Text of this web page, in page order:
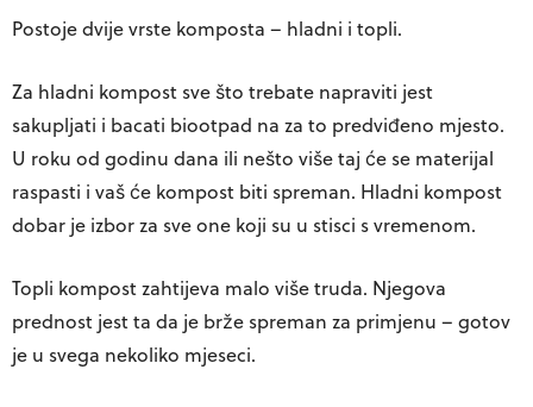
Postoje dvije vrste komposta – hladni i topli.
Za hladni kompost sve što trebate napraviti jest
sakupljati i bacati biootpad na za to predviđeno mjesto.
U roku od godinu dana ili nešto više taj će se materijal
raspasti i vaš će kompost biti spreman. Hladni kompost
dobar je izbor za sve one koji su u stisci s vremenom.
Topli kompostzahtijeva malo više truda. Njegova
prednost jest ta da je brže spreman za primjenu – gotov
je u svega nekoliko mjeseci.